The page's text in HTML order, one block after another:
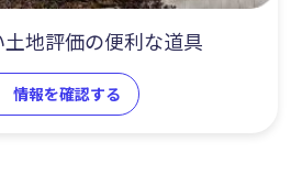
地評価の便利な道具
情報を確認する